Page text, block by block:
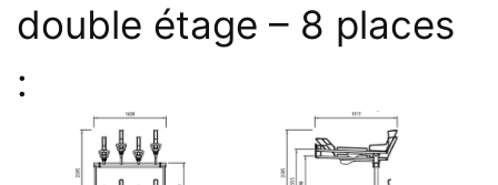
double étage – 8 places
: